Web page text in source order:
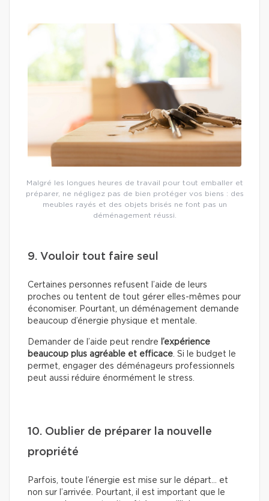
Malgré les longues heures de travail pour tout emballer et
préparer, ne négligez pas de bien protéger vos biens : des
meubles rayés et des objets brisés ne font pas un
déménagement réussi.
9. Vouloir tout faire seul
Certaines personnes refusent l’aide de leurs
proches ou tentent de tout gérer elles-mêmes pour
économiser. Pourtant, un déménagement demande
beaucoup d’énergie physique et mentale.
Demander de l’aide peut rendre l’expérience
beaucoup plus agréable et efficace. Si le budget le
permet, engager des déménageurs professionnels
peut aussi réduire énormément le stress.
10. Oublier de préparer la nouvelle
propriété
Parfois, toute l’énergie est mise sur le départ… et
non sur l’arrivée. Pourtant, il est important que le